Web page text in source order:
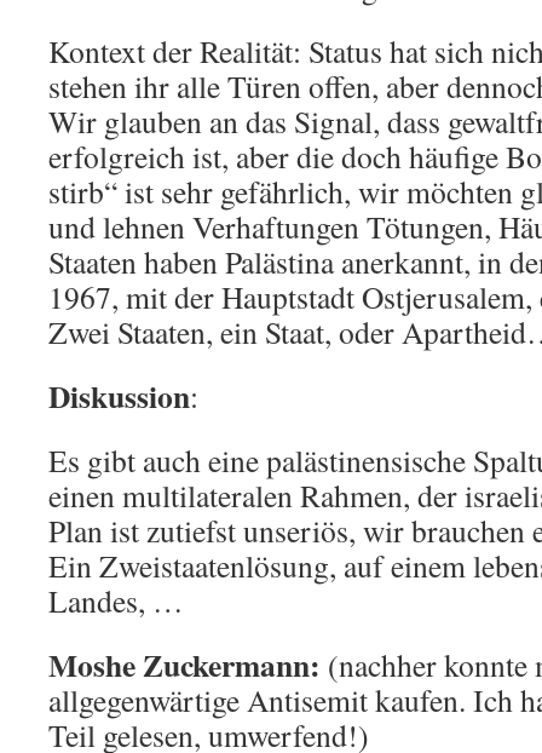
Kontext der Realität: Status hat sich
stehen ihr alle Türen offen, aber
Wir glauben an das Signal, dass
erfolgreich ist, aber die doch häufige
stirb“ ist sehr gefährlich, wir möchten
und lehnen Verhaftungen Tötungen,
Staaten haben Palästina anerkannt, in
1967, mit der Hauptstadt
Zwei Staaten, ein Staat, oder
Diskussion:
Es gibt auch eine palästinensische
einen multilateralen Rahmen, der
Plan ist zutiefst unseriös, wir brauchen
Ein Zweistaatenlösung, auf einem
Landes, …
Moshe Zuckermann: (nachher konnte
allgegenwärtige Antisemit kaufen. Ich
Teil gelesen, umwerfend!)